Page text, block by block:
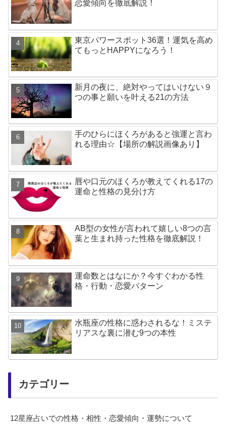
恋愛傾向を徹底解説！
東京パワースポット36選！運気を高め
てもっとHAPPYになろう！
新月の夜に、絶対やってはいけない９
つの事と願いを叶える21の方法
手のひらにほくろがあると強運と言わ
れる理由☆【場所の解説画像あり】
唇や口元のほくろが教えてくれる17の
運命と性格の見分け方
AB型の女性が言われて嬉しい8つの言
葉と生まれ持った性格を徹底解説！
運命数とはなにか？今すぐわかる性
格・行動・恋愛パターン
水瓶座の性格に惑わされるな！ミステ
リアスな裏に潜む9つの本性
カテゴリー
12星座占いでの性格・相性・恋愛傾向・運勢について